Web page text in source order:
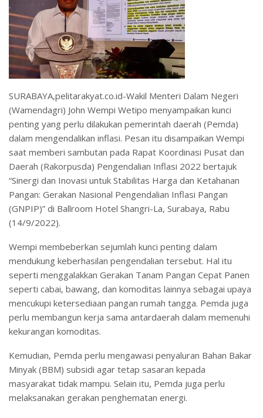
SURABAYA,pelitarakyat.co.id-Wakil Menteri Dalam Negeri
(Wamendagri) John Wempi Wetipo menyampaikan kunci
penting yang perlu dilakukan pemerintah daerah (Pemda)
dalam mengendalikan inflasi. Pesan itu disampaikan Wempi
saat memberi sambutan pada Rapat Koordinasi Pusat dan
Daerah (Rakorpusda) Pengendalian Inflasi 2022 bertajuk
“Sinergi dan Inovasi untuk Stabilitas Harga dan Ketahanan
Pangan: Gerakan Nasional Pengendalian Inflasi Pangan
(GNPIP)” di Ballroom Hotel Shangri-La, Surabaya, Rabu
(14/9/2022).
Wempi membeberkan sejumlah kunci penting dalam
mendukung keberhasilan pengendalian tersebut. Hal itu
seperti menggalakkan Gerakan Tanam Pangan Cepat Panen
seperti cabai, bawang, dan komoditas lainnya sebagai upaya
mencukupi ketersediaan pangan rumah tangga. Pemda juga
perlu membangun kerja sama antardaerah dalam memenuhi
kekurangan komoditas.
Kemudian, Pemda perlu mengawasi penyaluran Bahan Bakar
Minyak (BBM) subsidi agar tetap sasaran kepada
masyarakat tidak mampu. Selain itu, Pemda juga perlu
melaksanakan gerakan penghematan energi.